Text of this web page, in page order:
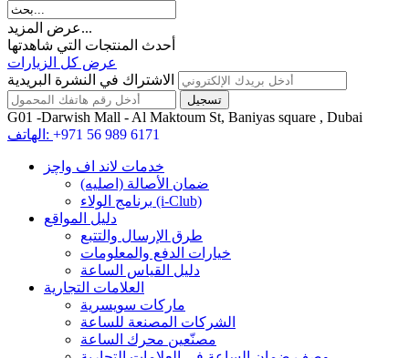
عرض المزيد...
أحدث المنتجات التي شاهدتها
عرض كل الزيارات
الاشتراك في النشرة البريدية
G01 -Darwish Mall - Al Maktoum St, Baniyas square , Dubai
الهاتف: +971 56 989 6171
خدمات لاند اف واچز
ضمان الأصالة (اصلیه)
برنامج الولاء (i-Club)
دليل المواقع
طرق الإرسال والتتبع
خيارات الدفع والمعلومات
دليل القياس الساعة
العلامات التجارية
ماركات سويسرية
الشركات المصنعة للساعة
مصنّعين محرك الساعة